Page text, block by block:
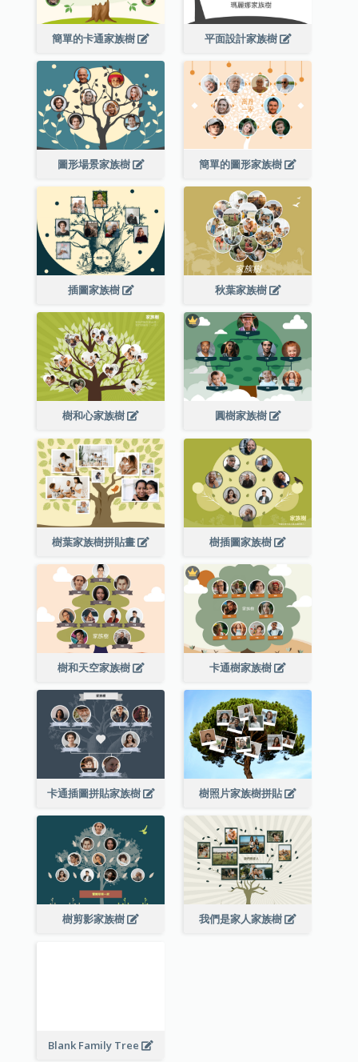
簡單的卡通家族樹 平面設計家族樹
圖形場景家族樹 簡單的圖形家族樹
插圖家族樹 秋葉家族樹
樹和心家族樹 圓樹家族樹
樹葉家族樹拼貼畫 樹插圖家族樹
樹和天空家族樹 卡通樹家族樹
卡通插圖拼貼家族樹 樹照片家族樹拼貼
樹剪影家族樹 我們是家人家族樹
Blank Family Tree